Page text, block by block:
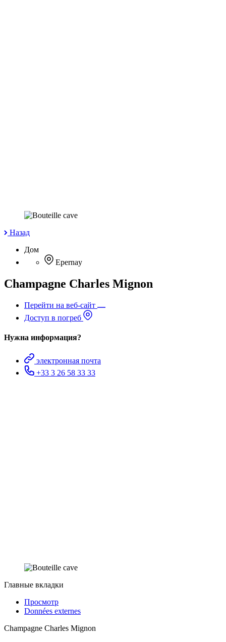
Назад
Дом
Epernay
Champagne Charles Mignon
Перейти на веб-сайт
Доступ в погреб
Нужна информация?
электронная почта
+33 3 26 58 33 33
Главные вкладки
Просмотр
Données externes
Champagne Charles Mignon